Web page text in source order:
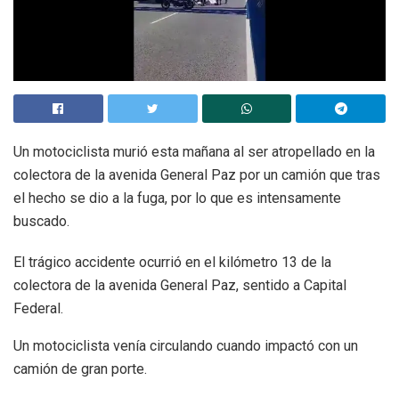
Un motociclista murió esta mañana al ser atropellado en la
colectora de la avenida General Paz por un camión que tras
el hecho se dio a la fuga, por lo que es intensamente
buscado.
El trágico accidente ocurrió en el kilómetro 13 de la
colectora de la avenida General Paz, sentido a Capital
Federal.
Un motociclista venía circulando cuando impactó con un
camión de gran porte.